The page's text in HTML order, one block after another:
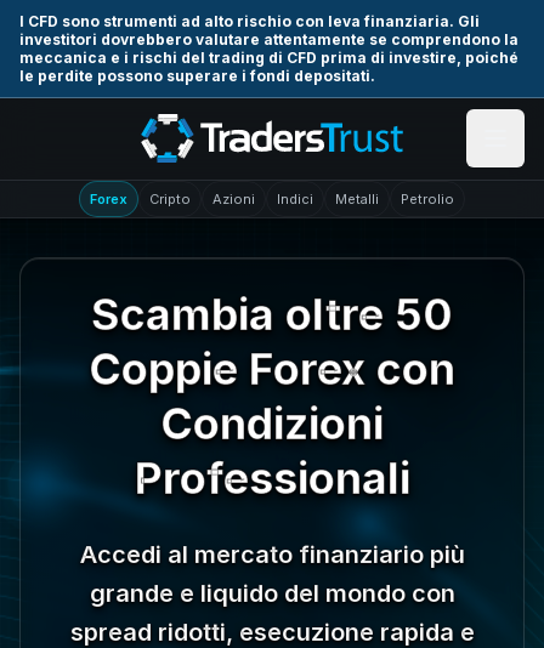
I CFD sono strumenti ad alto rischio con leva finanziaria. Gli
investitori dovrebbero valutare attentamente se comprendono la
meccanica e i rischi del trading di CFD prima di investire, poiché
le perdite possono superare i fondi depositati.
Skip to main content
Forex Cripto Azioni Indici Metalli Petrolio
Scambia oltre 50
Coppie Forex con
Condizioni
Professionali
Accedi al mercato finanziario più
grande e liquido del mondo con
spread ridotti, esecuzione rapida e